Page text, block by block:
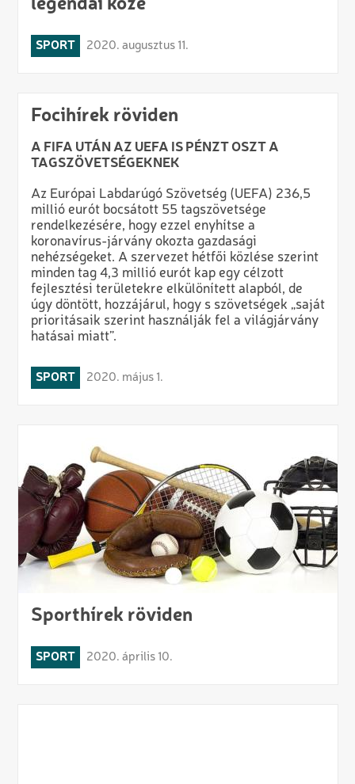
legendái közé
SPORT 2020. augusztus 11.
Focihírek röviden
A FIFA UTÁN AZ UEFA IS PÉNZT OSZT A
TAGSZÖVETSÉGEKNEK
Az Európai Labdarúgó Szövetség (UEFA) 236,5
millió eurót bocsátott 55 tagszövetsége
rendelkezésére, hogy ezzel enyhítse a
koronavírus-járvány okozta gazdasági
nehézségeket. A szervezet hétfői közlése szerint
minden tag 4,3 millió eurót kap egy célzott
fejlesztési területekre elkülönített alapból, de
úgy döntött, hozzájárul, hogy s szövetségek „saját
prioritásaik szerint használják fel a világjárvány
hatásai miatt”.
SPORT 2020. május 1.
Sporthírek röviden
SPORT 2020. április 10.